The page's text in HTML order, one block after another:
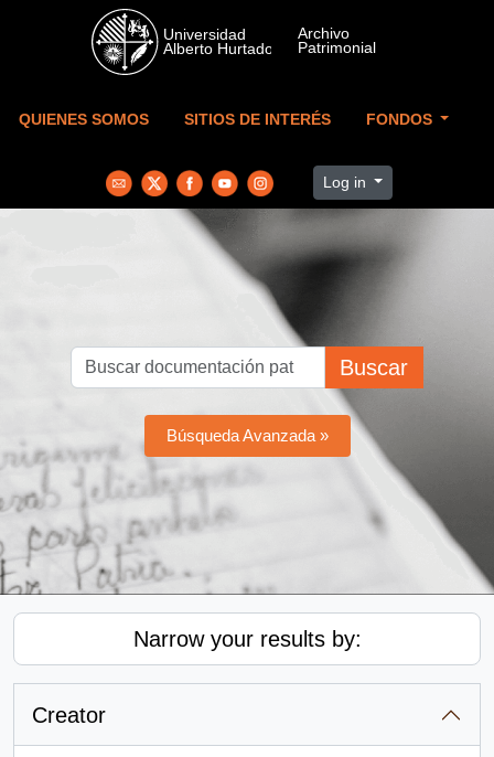
Skip to main content
QUIENES SOMOS SITIOS DE INTERÉS FONDOS
Log in
Buscar
Búsqueda Avanzada »
Narrow your results by:
Creator